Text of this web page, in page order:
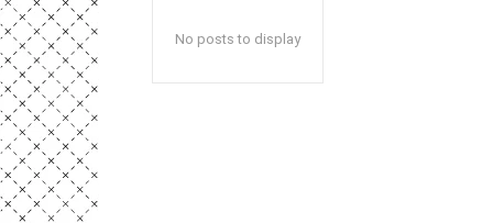
No posts to display